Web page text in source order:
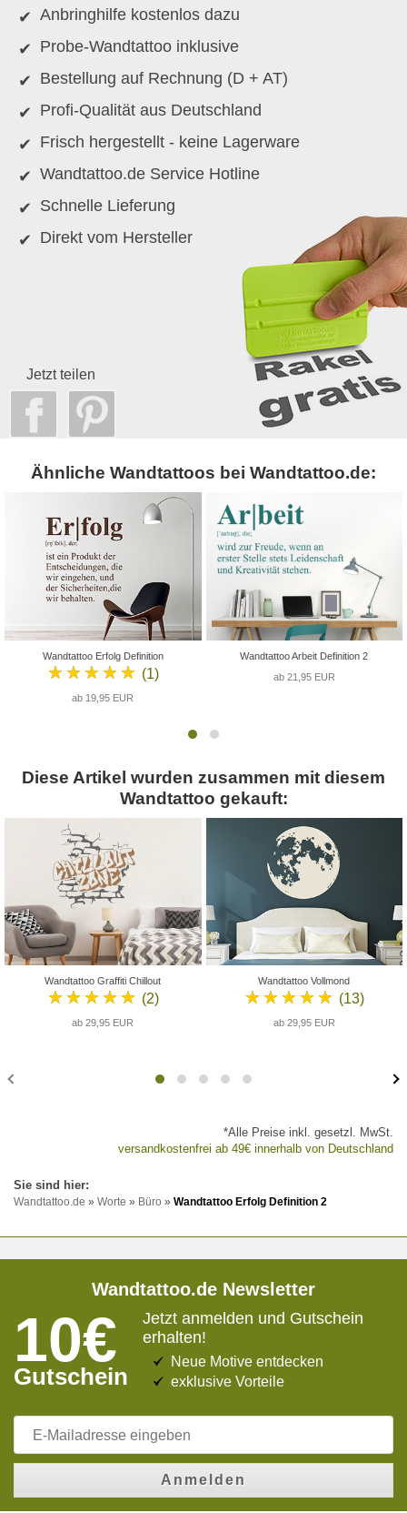
Anbringhilfe kostenlos dazu
Probe-Wandtattoo inklusive
Bestellung auf Rechnung (D + AT)
Profi-Qualität aus Deutschland
Frisch hergestellt - keine Lagerware
Wandtattoo.de Service Hotline
Schnelle Lieferung
Direkt vom Hersteller
Jetzt teilen
Ähnliche Wandtattoos bei Wandtattoo.de:
Wandtattoo Erfolg Definition
★★★★★ (1)
ab 19,95 EUR
Wandtattoo Arbeit Definition 2
ab 21,95 EUR
Diese Artikel wurden zusammen mit diesem
Wandtattoo gekauft:
Wandtattoo Graffiti Chillout
★★★★★ (2)
ab 29,95 EUR
Wandtattoo Vollmond
★★★★★ (13)
ab 29,95 EUR
*Alle Preise inkl. gesetzl. MwSt.
versandkostenfrei ab 49€ innerhalb von Deutschland
Wandtattoo.de » Worte » Büro » Wandtattoo Erfolg Definition 2
Wandtattoo.de Newsletter
10€
Gutschein
Jetzt anmelden und Gutschein
erhalten!
Neue Motive entdecken
exklusive Vorteile
Anmelden